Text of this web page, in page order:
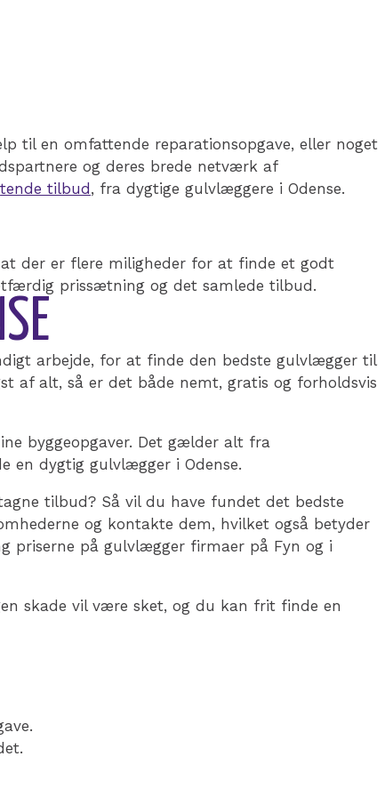
til en omfattende reparationsopgave, eller noget
og deres brede netværk af
tilbud , fra dygtige gulvlæggere i Odense.
der er flere miligheder for at finde et godt
prissætning og det samlede tilbud.
arbejde, for at finde den bedste gulvlægger til
af alt, så er det både nemt, gratis og forholdsvis
byggeopgaver. Det gælder alt fra
en dygtig gulvlægger i Odense.
tilbud? Så vil du have fundet det bedste
og kontakte dem, hvilket også betyder
priserne på gulvlægger firmaer på Fyn og i
skade vil være sket, og du kan frit finde en